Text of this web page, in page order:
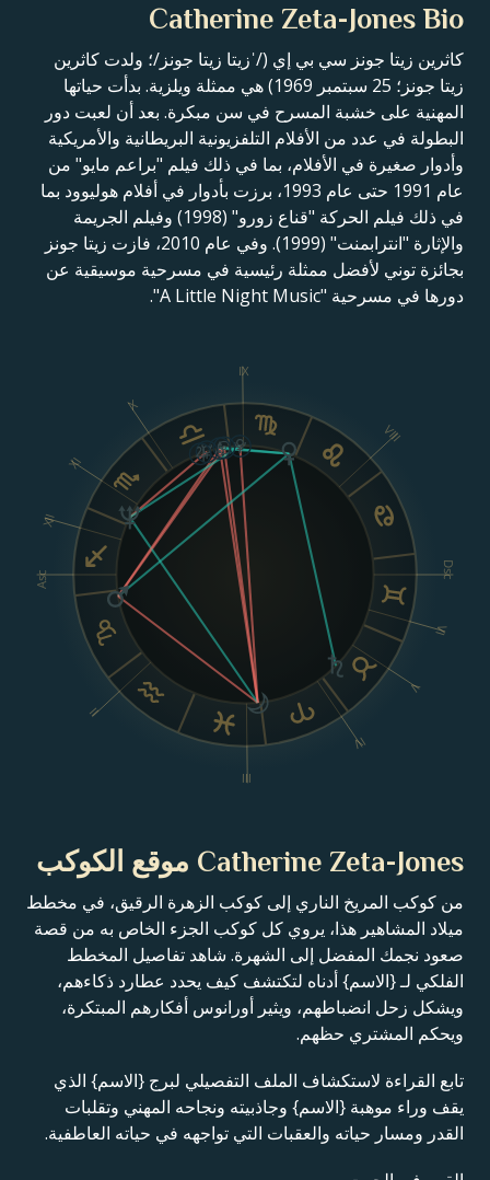
Catherine Zeta-Jones Bio
كاثرين زيتا جونز سي بي إي (/ˈزيتا زيتا جونز/؛ ولدت كاثرين
زيتا جونز؛ 25 سبتمبر 1969) هي ممثلة ويلزية. بدأت حياتها
المهنية على خشبة المسرح في سن مبكرة. بعد أن لعبت دور
البطولة في عدد من الأفلام التلفزيونية البريطانية والأمريكية
وأدوار صغيرة في الأفلام، بما في ذلك فيلم "براعم مايو" من
عام 1991 حتى عام 1993، برزت بأدوار في أفلام هوليوود بما
في ذلك فيلم الحركة "قناع زورو" (1998) وفيلم الجريمة
والإثارة "انترابمنت" (1999). وفي عام 2010، فازت زيتا جونز
بجائزة توني لأفضل ممثلة رئيسية في مسرحية موسيقية عن
دورها في مسرحية "A Little Night Music".
Asc
II
III
IV
V
VI
Dsc
VIII
IX
X
XI
XII
Catherine Zeta-Jones موقع الكوكب
من كوكب المريخ الناري إلى كوكب الزهرة الرقيق، في مخطط
ميلاد المشاهير هذا، يروي كل كوكب الجزء الخاص به من قصة
صعود نجمك المفضل إلى الشهرة. شاهد تفاصيل المخطط
الفلكي لـ {الاسم} أدناه لتكتشف كيف يحدد عطارد ذكاءهم،
ويشكل زحل انضباطهم، ويثير أورانوس أفكارهم المبتكرة،
ويحكم المشتري حظهم.
تابع القراءة لاستكشاف الملف التفصيلي لبرج {الاسم} الذي
يقف وراء موهبة {الاسم} وجاذبيته ونجاحه المهني وتقلبات
القدر ومسار حياته والعقبات التي تواجهه في حياته العاطفية.